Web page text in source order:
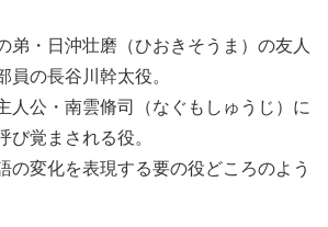
弟・日沖壮磨（ひおきそうま）の友人
員の長谷川幹太役。
人公・南雲脩司（なぐもしゅうじ）に
び覚まされる役。
の変化を表現する要の役どころのよう